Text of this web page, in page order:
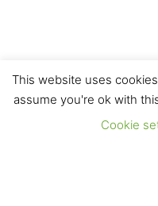
Das Onlinemagazin
This website uses
assume you're ok with
Cookie